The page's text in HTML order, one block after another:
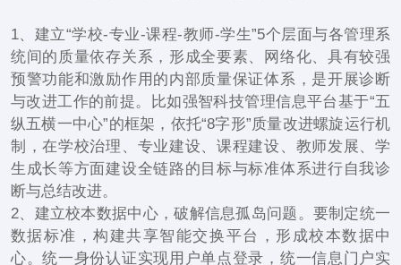
1、建立“学校-专业-课程-教师-学生”5个层面与各管理系
统间的质量依存关系，形成全要素、网络化、具有较强
预警功能和激励作用的内部质量保证体系，是开展诊断
与改进工作的前提。比如强智科技管理信息平台基于“五
纵五横一中心”的框架，依托“8字形”质量改进螺旋运行机
制，在学校治理、专业建设、课程建设、教师发展、学
生成长等方面建设全链路的目标与标准体系进行自我诊
断与总结改进。
2、建立校本数据中心，破解信息孤岛问题。要制定统一
数据标准，构建共享智能交换平台，形成校本数据中
心。统一身份认证实现用户单点登录，统一信息门户实